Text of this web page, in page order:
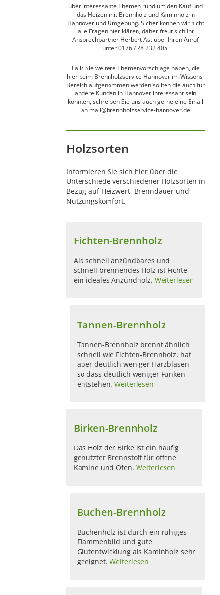
über interessante Themen rund um den Kauf und
das Heizen mit Brennholz und Kaminholz in
Hannover und Umgebung. Sicher können wir nicht
alle Fragen hier klären, daher freut sich Ihr
Ansprechpartner Herbert Ast über Ihren Anruf
unter 0176 / 28 232 405.
Falls Sie weitere Themenvorschläge haben, die
hier beim Brennholzservice Hannover im Wissens-
Bereich aufgenommen werden sollten die auch für
andere Kunden in Hannover interessant sein
könnten, schreiben Sie uns auch gerne eine Email
an mail@brennholzservice-hannover.de
Holzsorten
Informieren Sie sich hier über die
Unterschiede verschiedener Holzsorten in
Bezug auf Heizwert, Brenndauer und
Nutzungskomfort.
Fichten-Brennholz
Als schnell anzündbares und
schnell brennendes Holz ist Fichte
ein ideales Anzündholz. Weiterlesen
Tannen-Brennholz
Tannen-Brennholz brennt ähnlich
schnell wie Fichten-Brennholz, hat
aber deutlich weniger Harzblasen
so dass deutlich weniger Funken
entstehen. Weiterlesen
Birken-Brennholz
Das Holz der Birke ist ein häufig
genutzter Brennstoff für offene
Kamine und Öfen. Weiterlesen
Buchen-Brennholz
Buchenholz ist durch ein ruhiges
Flammenbild und gute
Glutentwicklung als Kaminholz sehr
geeignet. Weiterlesen